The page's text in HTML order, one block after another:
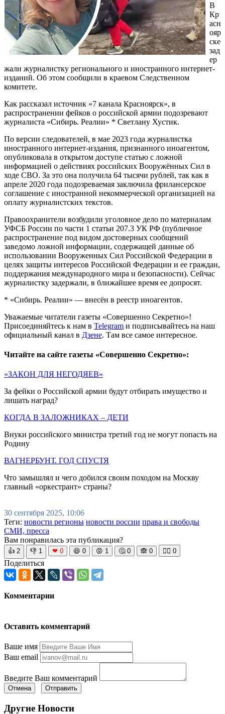
В
Кр
асн
ояр
ске
зад
ер
жали журналистку регионального и иностранного интернет-
изданий. Об этом сообщили в краевом Следственном
комитете.
Как рассказал источник «7 канала Красноярск», в
распространении фейков о российской армии подозревают
журналиста «Сибирь. Реалии» * Светлану Хустик.
По версии следователей, в мае 2023 года журналистка
иностранного интернет-издания, признанного иноагентом,
опубликовала в открытом доступе статью с ложной
информацией о действиях российских Вооружённых Сил в
ходе СВО. За это она получила 64 тысячи рублей, так как в
апреле 2020 года подозреваемая заключила фрилансерское
соглашение с иностранной некоммерческой организацией на
оплату журналистских текстов.
Правоохранители возбудили уголовное дело по материалам
УФСБ России по части 1 статьи 207.3 УК РФ (публичное
распространение под видом достоверных сообщений
заведомо ложной информации, содержащей данные об
использовании Вооруженных Сил Российской Федерации в
целях защиты интересов Российской Федерации и ее граждан,
поддержания международного мира и безопасности). Сейчас
журналистку задержали, в ближайшее время ее допросят.
* «Сибирь. Реалии» — внесён в реестр иноагентов.
Уважаемые читатели газеты «Совершенно Секретно»!
Присоединяйтесь к нам в Telegram и подписывайтесь на наш
официальный канал в Дзене. Там все самое интересное.
Читайте на сайте газеты «Совершенно Секретно»:
«ЗАКОН ДЛЯ НЕГОДЯЕВ»
За фейки о Российской армии будут отбирать имущество и
лишать наград?
КОГДА В ЗАЛОЖНИКАХ – ДЕТИ
Внуки российского министра третий год не могут попасть на
Родину
ВАГНЕРБУНТ. ГОД СПУСТЯ
Что замышлял и чего добился своим походом на Москву
главный «оркестрант» страны?
30 сентября 2025, 10:06
Теги: новости регионы новости россии права и свободы
СМИ, пресса
Вам понравилась эта публикация?
👍 2 👎 1 ❤ 0 😆 0 😡 1 🤔 0 🙈 0 🧘‍♀️ 0
Поделиться
Комментарии
Оставить комментарий
Ваше имя
Ваш email
Введите Ваш комментарий
Отмена Отправить
Другие Новости